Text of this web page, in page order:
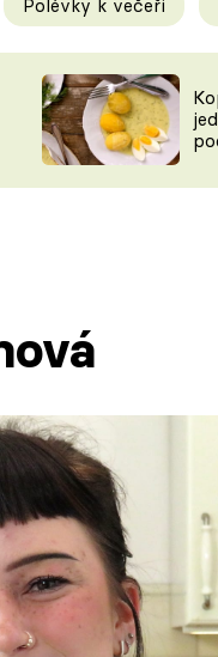
Tipy a
KAM ZA
Polévky k večeři